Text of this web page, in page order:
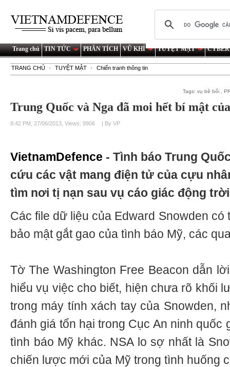
Trang chủ TIN TỨC PHÂN TÍCH VŨ KHÍ TUYỆT MẬT
TRANG CHỦ TUYỆT MẬT Chiến tranh thông tin
Tags:vụ bê bối ,
Trung Quốc và Nga đã moi hết bí mật
8:42 PM, 27/06/2013, Views: 9906 | By VP
VietnamDefence - Tình báo Trung
cứu các vật mang điện tử của cựu
tìm nơi tị nạn sau vụ cáo giác động
Các file dữ liệu của Edward Snowden
bảo mật gắt gao của tình báo Mỹ, các
Tờ The Washington Free Beacon dẫn
hiểu vụ việc cho biết, hiện chưa rõ khối
trong máy tính xách tay của Snowden,
đánh giá tổn hại trong Cục An ninh quốc
tình báo Mỹ khác. NSA lo sợ nhất là
chiến lược mới của Mỹ trong tình huống